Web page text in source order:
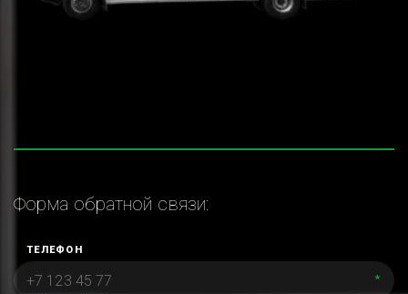
Форма обратной связи:
ТЕЛЕФОН
*